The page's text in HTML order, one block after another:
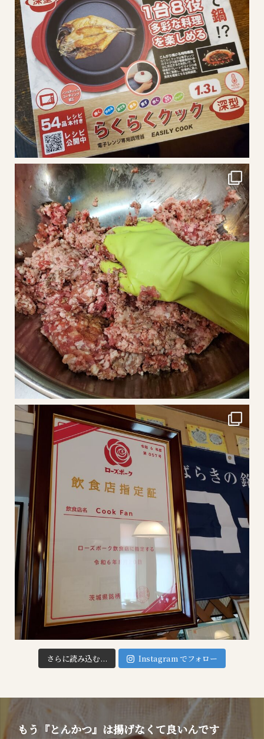
さらに読み込む... Instagram でフォロー
もう『とんかつ』は揚げなくて良いんです